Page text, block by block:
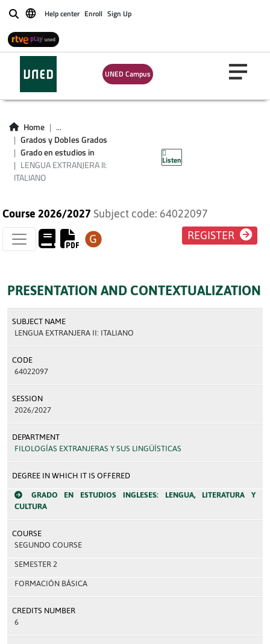
BuscarHelp center Enroll Sign Up
UNED Campus
Home
...
Grados y Dobles Grados
Grado en estudios in
LENGUA EXTRANJERA II:
ITALIANO
Listen
LENGUA
EXTRANJERA II:
ITALIANO
Course 2026/2027 Subject code: 64022097
REGISTER
PRESENTATION AND CONTEXTUALIZATION
SUBJECT NAME
LENGUA EXTRANJERA II: ITALIANO
CODE
64022097
SESSION
2026/2027
DEPARTMENT
FILOLOGÍAS EXTRANJERAS Y SUS LINGÜÍSTICAS
DEGREE IN WHICH IT IS OFFERED
GRADO EN ESTUDIOS INGLESES: LENGUA, LITERATURA Y
CULTURA
COURSE
SEGUNDO COURSE
SEMESTER 2
FORMACIÓN BÁSICA
CREDITS NUMBER
6